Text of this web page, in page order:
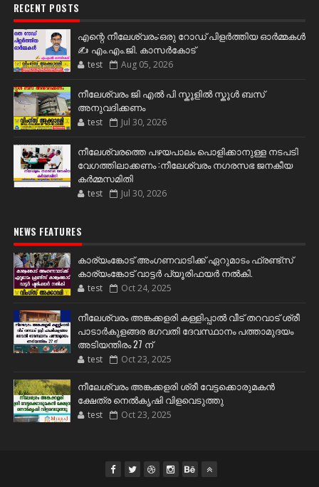
RECENT POSTS
എന്റെ നീലേശ്വരം:ഒരു റോഡ് പിളർത്തിയ ഓർമ്മകൾ
✍️ എം.എം.ജി. കാസർകോട്
test Aug 05, 2026
നീലേശ്വരം ജി എൽ പി സ്കൂളിൽ സ്കൂൾ ബസ്
അനുവദിക്കണം
test Jul 30, 2026
നീലേശ്വരത്തെ പഴയപാലം പൊളിക്കാനുള്ള നടപടി
വേഗത്തിലാക്കണം :നീലേശ്വരം നഗരസഭ ജനകീയ
കർമ്മസമിതി
test Jul 30, 2026
NEWS FEATURES
കാര്യംങ്കോട് അംഗണവാടിക്ക് ഏറുമാടം ഫ്രണ്ട്സ്
കാര്യംങ്കോട് വാട്ടർ പ്യൂരിഫയർ നൽകി.
test Oct 24, 2025
നീലേശ്വരം അങ്കക്കളരി കള്ളിപ്പാൽ വീട് തറവാട് ശ്രീ
പാടാർകുളങ്ങര ഭഗവതി ദേവസ്ഥാനം പത്താമുദയം
അടിയന്തിരം 27 ന്
test Oct 23, 2025
നീലേശ്വരം അങ്കക്കളരി ശ്രീ വേട്ടക്കൊരുമകൻ
ക്ഷേത്ര നെൽകൃഷി വിളവെടുത്തു
test Oct 23, 2025